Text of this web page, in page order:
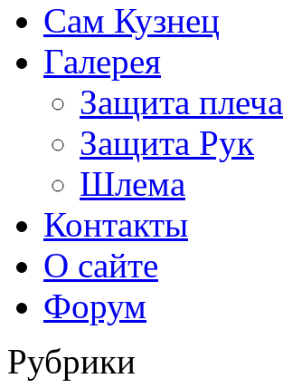
Сам Кузнец
Галерея
Защита плеча
Защита Рук
Шлема
Контакты
О сайте
Форум
Рубрики